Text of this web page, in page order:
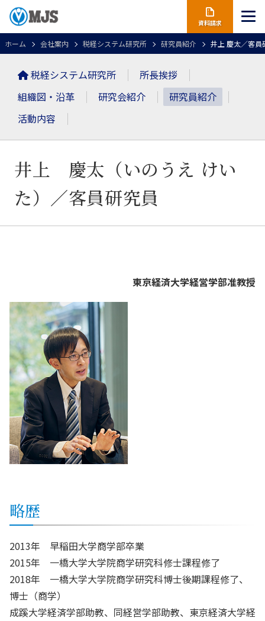
資料請求
ホーム 会社案内 税経システム研究所 研究員紹介 井上 慶太／客員
税経システム研究所
所長挨拶
組織図・沿革
研究会紹介
研究員紹介
活動内容
井上 慶太（いのうえ けい
た） ／客員研究員
東京経済大学経営学部准教授
略歴
2013年 早稲田大学商学部卒業
2015年 一橋大学大学院商学研究科修士課程修了
2018年 一橋大学大学院商学研究科博士後期課程修了、
博士（商学）
成蹊大学経済学部助教、同経営学部助教、東京経済大学経